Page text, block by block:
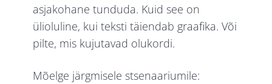
asjakohane tunduda. Kuid see on
ülioluline, kui teksti täiendab graafika. Või
pilte, mis kujutavad olukordi.
Mõelge järgmisele stsenaariumile: